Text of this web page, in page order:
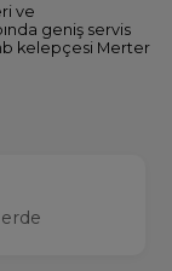
ve
geniş servis
kelepçesi Merter
stok çalışan